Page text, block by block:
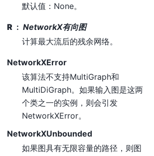
默认值：None。
R
NetworkX有向图
计算最大流后的残余网络。
NetworkXError
该算法不支持MultiGraph和
MultiDiGraph。如果输入图是这两
个类之一的实例，则会引发
NetworkXError。
NetworkXUnbounded
如果图具有无限容量的路径，则图